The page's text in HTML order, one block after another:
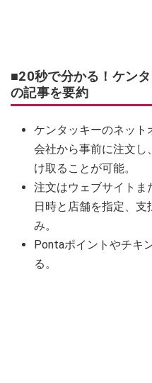
■20秒で分かる！ケン
の記事を要約
ケンタッキーのネット
会社から事前に注文し
け取ることが可能。
注文はウェブサイトま
日時と店舗を指定、
み。
Pontaポイントやチキ
る。